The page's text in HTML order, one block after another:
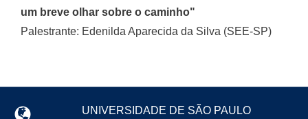
um breve olhar sobre o caminho"
Palestrante: Edenilda Aparecida da Silva (SEE-SP)
UNIVERSIDADE DE SÃO PAULO